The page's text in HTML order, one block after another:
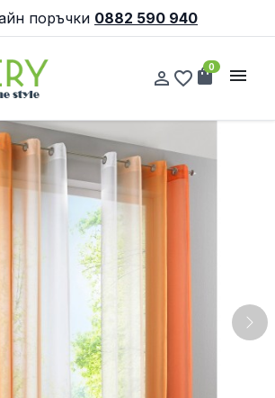
поръчки 0882 590 940
person_outline favorite_border shopping_bag
0 menu